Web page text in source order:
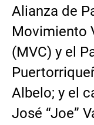
Alianza de
Movimiento
(MVC) y el
Albelo; y el
José “Joe”